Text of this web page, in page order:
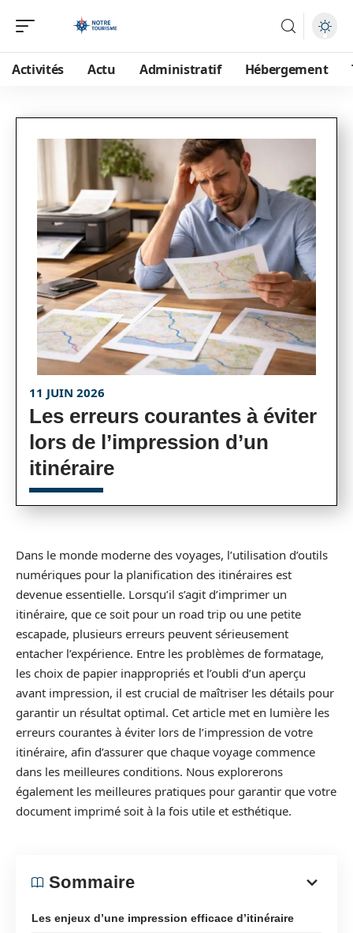
Activités Actu Administratif Hébergement
11 JUIN 2026
Les erreurs courantes à éviter
lors de l’impression d’un
itinéraire
Dans le monde moderne des voyages, l’utilisation d’outils
numériques pour la planification des itinéraires est
devenue essentielle. Lorsqu’il s’agit d’imprimer un
itinéraire, que ce soit pour un road trip ou une petite
escapade, plusieurs erreurs peuvent sérieusement
entacher l’expérience. Entre les problèmes de formatage,
les choix de papier inappropriés et l’oubli d’un aperçu
avant impression, il est crucial de maîtriser les détails pour
garantir un résultat optimal. Cet article met en lumière les
erreurs courantes à éviter lors de l’impression de votre
itinéraire, afin d’assurer que chaque voyage commence
dans les meilleures conditions. Nous explorerons
également les meilleures pratiques pour garantir que votre
document imprimé soit à la fois utile et esthétique.
Sommaire
Les enjeux d’une impression efficace d’itinéraire